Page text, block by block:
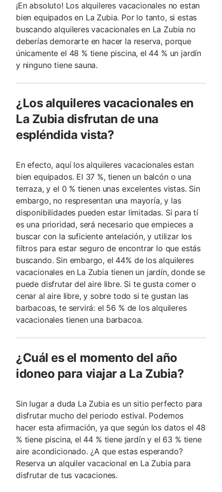
¡En absoluto! Los alquileres vacacionales no estan
bien equipados en La Zubia. Por lo tanto, si estas
buscando alquileres vacacionales en La Zubia no
deberías demorarte en hacer la reserva, porque
únicamente el 48 % tiene piscina, el 44 % un jardín
y ninguno tiene sauna.
¿Los alquileres vacacionales en
La Zubia disfrutan de una
espléndida vista?
En efecto, aquí los alquileres vacacionales estan
bien equipados. El 37 %, tienen un balcón o una
terraza, y el 0 % tienen unas excelentes vistas. Sin
embargo, no respresentan una mayoría, y las
disponibilidades pueden estar limitadas. Si para tí
es una prioridad, será necesario que empieces a
buscar con la suficiente antelación, y utilizar los
filtros para estar seguro de encontrar lo que estás
buscando. Sin embargo, el 44% de los alquileres
vacacionales en La Zubia tienen un jardín, donde se
puede disfrutar del aire libre. Si te gusta comer o
cenar al aire libre, y sobre todo si te gustan las
barbacoas, te servirá: el 56 % de los alquileres
vacacionales tienen una barbacoa.
¿Cuál es el momento del año
idoneo para viajar a La Zubia?
Sin lugar a duda La Zubia es un sitio perfecto para
disfrutar mucho del periodo estival. Podemos
hacer esta afirmación, ya que según los datos el 48
% tiene piscina, el 44 % tiene jardín y el 63 % tiene
aire acondicionado. ¿A que estas esperando?
Reserva un alquiler vacacional en La Zubia para
disfrutar de tus vacaciones.